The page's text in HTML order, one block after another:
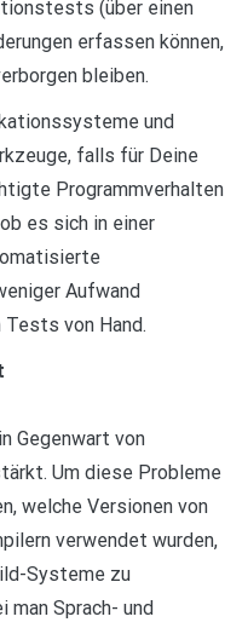
(über einen
erfassen können,
bleiben.
und
falls für Deine
Programmverhalten
es sich in einer
Aufwand
von Hand.
Gegenwart von
Um diese Probleme
welche Versionen von
verwendet wurden,
Systeme zu
Sprach- und